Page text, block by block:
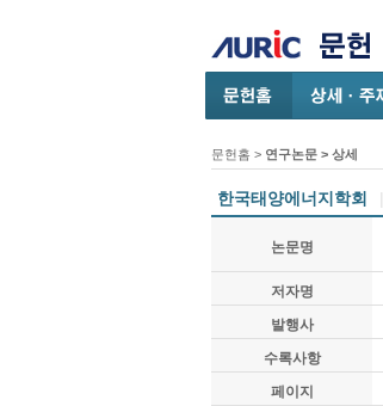
문헌홈 > 연구논문 > 상세
한국태양에너지학회 |
논문명
저자명
발행사
수록사항
페이지